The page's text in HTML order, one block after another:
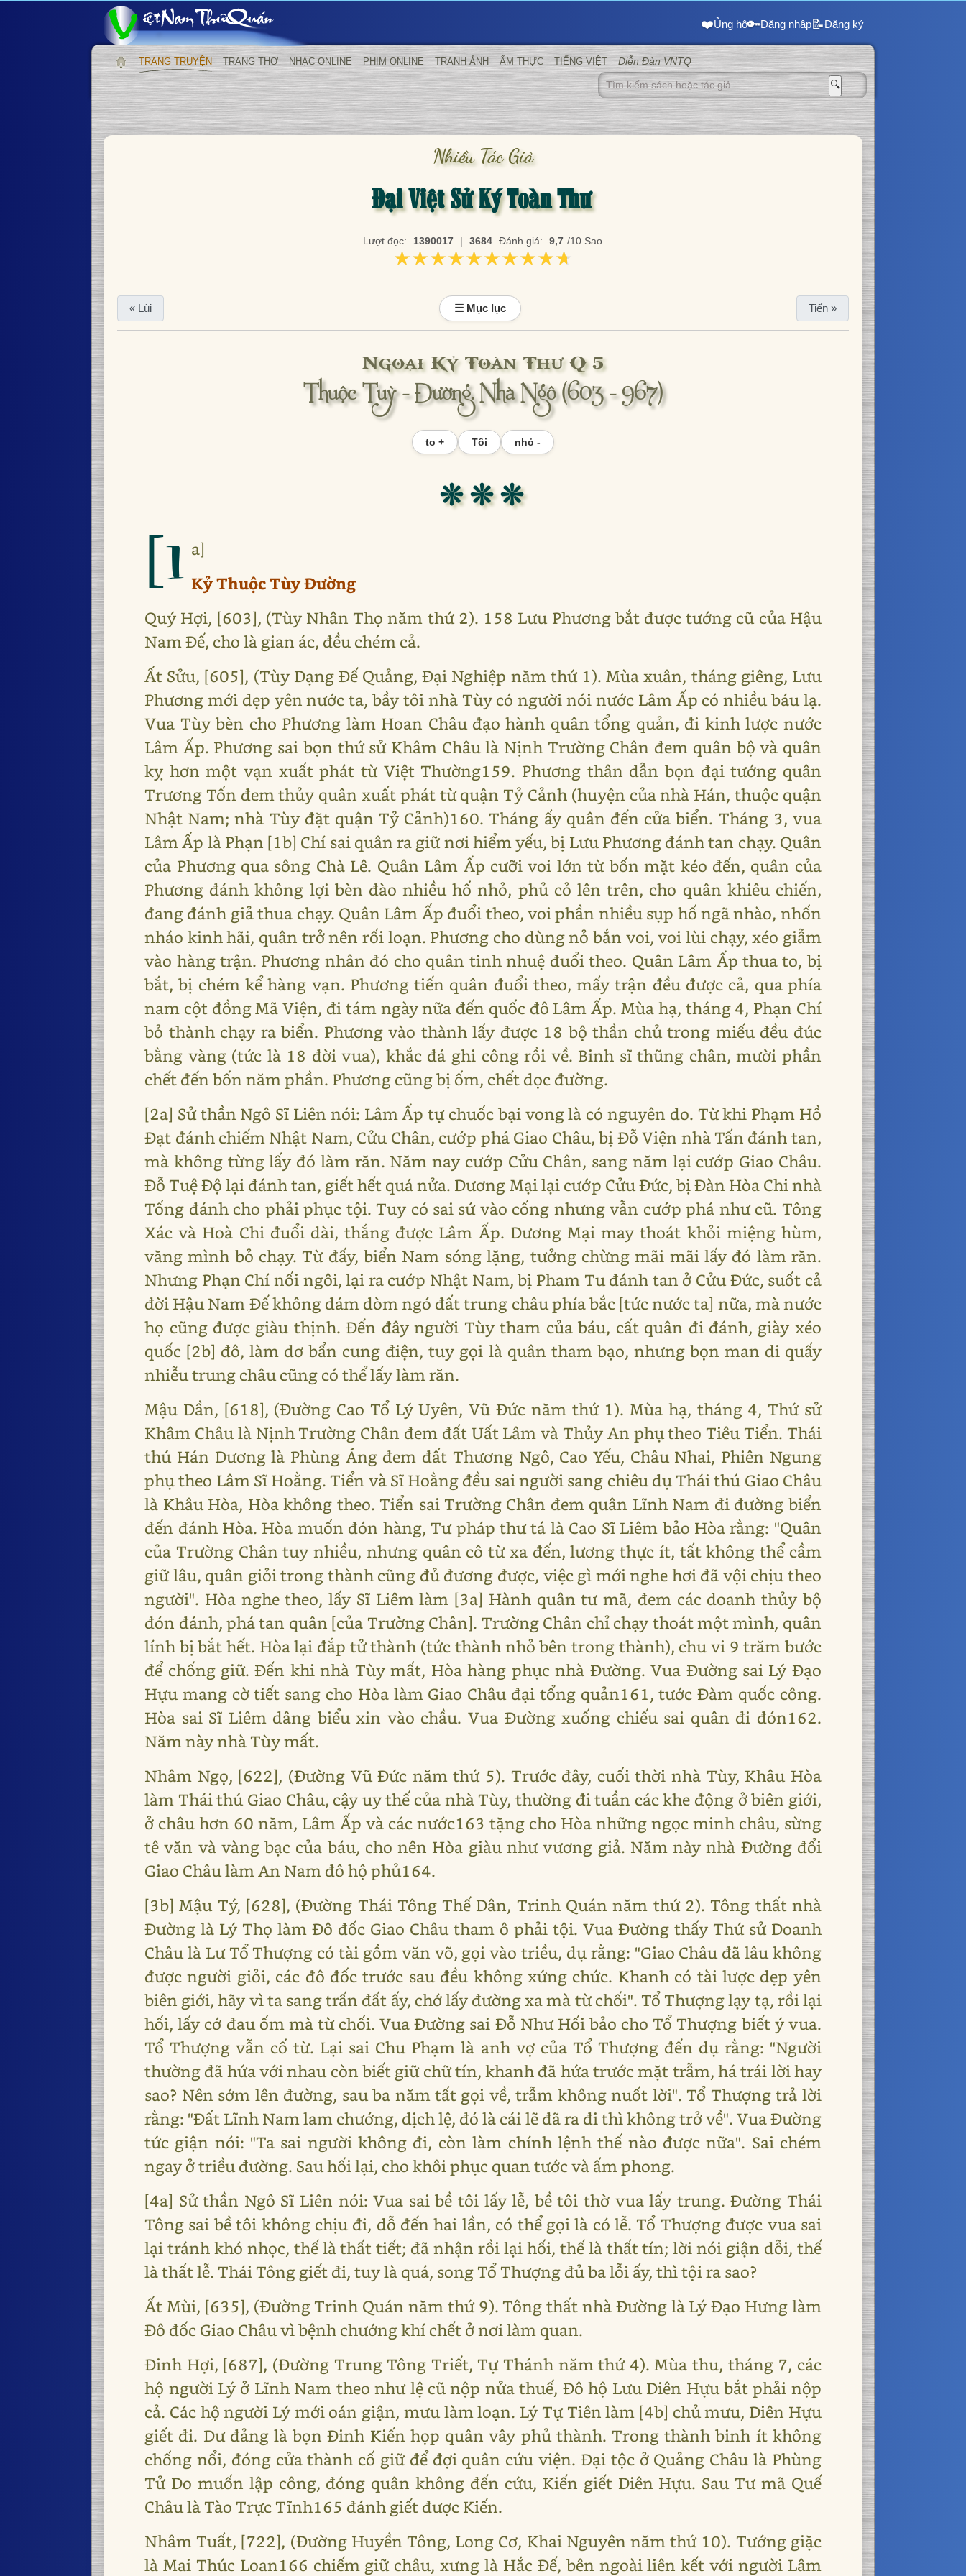
❤️Ủng hộ🔑Đăng nhập📝Đăng ký
TRANG TRUYỆN TRANG THƠ NHẠC ONLINE PHIM ONLINE TRANH ẢNH ẨM THỰC TIẾNG VIỆT Diễn Đàn VNTQ
🔍
Nhiều Tác Giả
Đại Việt Sử Ký Toàn Thư
Lượt đọc: 1390017 | 3684 Đánh giá: 9,7 /10 Sao
★★★★★★★★★★
★★★★★★★★★★
« Lùi ☰ Mục lục Tiến »
Ngoại Kỷ Toàn Thư Q 5
Thuộc Tuỳ - Đường. Nhà Ngô (603 - 967)
to + Tối nhỏ -
❊ ❊ ❊
[1 a]
Kỷ Thuộc Tùy Đường
Quý Hợi, [603], (Tùy Nhân Thọ năm thứ 2). 158 Lưu Phương bắt được tướng cũ của Hậu
Nam Đế, cho là gian ác, đều chém cả.
Ất Sửu, [605], (Tùy Dạng Đế Quảng, Đại Nghiệp năm thứ 1). Mùa xuân, tháng giêng, Lưu
Phương mới dẹp yên nước ta, bầy tôi nhà Tùy có người nói nước Lâm Ấp có nhiều báu lạ.
Vua Tùy bèn cho Phương làm Hoan Châu đạo hành quân tổng quản, đi kinh lược nước
Lâm Ấp. Phương sai bọn thứ sử Khâm Châu là Nịnh Trường Chân đem quân bộ và quân
kỵ hơn một vạn xuất phát từ Việt Thường159. Phương thân dẫn bọn đại tướng quân
Trương Tốn đem thủy quân xuất phát từ quận Tỷ Cảnh (huyện của nhà Hán, thuộc quận
Nhật Nam; nhà Tùy đặt quận Tỷ Cảnh)160. Tháng ấy quân đến cửa biển. Tháng 3, vua
Lâm Ấp là Phạn [1b] Chí sai quân ra giữ nơi hiểm yếu, bị Lưu Phương đánh tan chạy. Quân
của Phương qua sông Chà Lê. Quân Lâm Ấp cưỡi voi lớn từ bốn mặt kéo đến, quân của
Phương đánh không lợi bèn đào nhiều hố nhỏ, phủ cỏ lên trên, cho quân khiêu chiến,
đang đánh giả thua chạy. Quân Lâm Ấp đuổi theo, voi phần nhiều sụp hố ngã nhào, nhốn
nháo kinh hãi, quân trở nên rối loạn. Phương cho dùng nỏ bắn voi, voi lùi chạy, xéo giẫm
vào hàng trận. Phương nhân đó cho quân tinh nhuệ đuổi theo. Quân Lâm Ấp thua to, bị
bắt, bị chém kể hàng vạn. Phương tiến quân đuổi theo, mấy trận đều được cả, qua phía
nam cột đồng Mã Viện, đi tám ngày nữa đến quốc đô Lâm Ấp. Mùa hạ, tháng 4, Phạn Chí
bỏ thành chạy ra biển. Phương vào thành lấy được 18 bộ thần chủ trong miếu đều đúc
bằng vàng (tức là 18 đời vua), khắc đá ghi công rồi về. Binh sĩ thũng chân, mười phần
chết đến bốn năm phần. Phương cũng bị ốm, chết dọc đường.
[2a] Sử thần Ngô Sĩ Liên nói: Lâm Ấp tự chuốc bại vong là có nguyên do. Từ khi Phạm Hồ
Đạt đánh chiếm Nhật Nam, Cửu Chân, cướp phá Giao Châu, bị Đỗ Viện nhà Tấn đánh tan,
mà không từng lấy đó làm răn. Năm nay cướp Cửu Chân, sang năm lại cướp Giao Châu.
Đỗ Tuệ Độ lại đánh tan, giết hết quá nửa. Dương Mại lại cướp Cửu Đức, bị Đàn Hòa Chi nhà
Tống đánh cho phải phục tội. Tuy có sai sứ vào cống nhưng vẫn cướp phá như cũ. Tông
Xác và Hoà Chi đuổi dài, thắng được Lâm Ấp. Dương Mại may thoát khỏi miệng hùm,
văng mình bỏ chạy. Từ đấy, biển Nam sóng lặng, tưởng chừng mãi mãi lấy đó làm răn.
Nhưng Phạn Chí nối ngôi, lại ra cướp Nhật Nam, bị Pham Tu đánh tan ở Cửu Đức, suốt cả
đời Hậu Nam Đế không dám dòm ngó đất trung châu phía bắc [tức nước ta] nữa, mà nước
họ cũng được giàu thịnh. Đến đây người Tùy tham của báu, cất quân đi đánh, giày xéo
quốc [2b] đô, làm dơ bẩn cung điện, tuy gọi là quân tham bạo, nhưng bọn man di quấy
nhiễu trung châu cũng có thể lấy làm răn.
Mậu Dần, [618], (Đường Cao Tổ Lý Uyên, Vũ Đức năm thứ 1). Mùa hạ, tháng 4, Thứ sử
Khâm Châu là Nịnh Trường Chân đem đất Uất Lâm và Thủy An phụ theo Tiêu Tiển. Thái
thú Hán Dương là Phùng Áng đem đất Thương Ngô, Cao Yếu, Châu Nhai, Phiên Ngung
phụ theo Lâm Sĩ Hoằng. Tiển và Sĩ Hoằng đều sai người sang chiêu dụ Thái thú Giao Châu
là Khâu Hòa, Hòa không theo. Tiển sai Trường Chân đem quân Lĩnh Nam đi đường biển
đến đánh Hòa. Hòa muốn đón hàng, Tư pháp thư tá là Cao Sĩ Liêm bảo Hòa rằng: "Quân
của Trường Chân tuy nhiều, nhưng quân cô từ xa đến, lương thực ít, tất không thể cầm
giữ lâu, quân giỏi trong thành cũng đủ đương được, việc gì mới nghe hơi đã vội chịu theo
người". Hòa nghe theo, lấy Sĩ Liêm làm [3a] Hành quân tư mã, đem các doanh thủy bộ
đón đánh, phá tan quân [của Trường Chân]. Trường Chân chỉ chạy thoát một mình, quân
lính bị bắt hết. Hòa lại đắp tử thành (tức thành nhỏ bên trong thành), chu vi 9 trăm bước
để chống giữ. Đến khi nhà Tùy mất, Hòa hàng phục nhà Đường. Vua Đường sai Lý Đạo
Hựu mang cờ tiết sang cho Hòa làm Giao Châu đại tổng quản161, tước Đàm quốc công.
Hòa sai Sĩ Liêm dâng biểu xin vào chầu. Vua Đường xuống chiếu sai quân đi đón162.
Năm này nhà Tùy mất.
Nhâm Ngọ, [622], (Đường Vũ Đức năm thứ 5). Trước đây, cuối thời nhà Tùy, Khâu Hòa
làm Thái thú Giao Châu, cậy uy thế của nhà Tùy, thường đi tuần các khe động ở biên giới,
ở châu hơn 60 năm, Lâm Ấp và các nước163 tặng cho Hòa những ngọc minh châu, sừng
tê văn và vàng bạc của báu, cho nên Hòa giàu như vương giả. Năm này nhà Đường đổi
Giao Châu làm An Nam đô hộ phủ164.
[3b] Mậu Tý, [628], (Đường Thái Tông Thế Dân, Trinh Quán năm thứ 2). Tông thất nhà
Đường là Lý Thọ làm Đô đốc Giao Châu tham ô phải tội. Vua Đường thấy Thứ sử Doanh
Châu là Lư Tổ Thượng có tài gồm văn võ, gọi vào triều, dụ rằng: "Giao Châu đã lâu không
được người giỏi, các đô đốc trước sau đều không xứng chức. Khanh có tài lược dẹp yên
biên giới, hãy vì ta sang trấn đất ấy, chớ lấy đường xa mà từ chối". Tổ Thượng lạy tạ, rồi lại
hối, lấy cớ đau ốm mà từ chối. Vua Đường sai Đỗ Như Hối bảo cho Tổ Thượng biết ý vua.
Tổ Thượng vẫn cố từ. Lại sai Chu Phạm là anh vợ của Tổ Thượng đến dụ rằng: "Người
thường đã hứa với nhau còn biết giữ chữ tín, khanh đã hứa trước mặt trẫm, há trái lời hay
sao? Nên sớm lên đường, sau ba năm tất gọi về, trẫm không nuốt lời". Tổ Thượng trả lời
rằng: "Đất Lĩnh Nam lam chướng, dịch lệ, đó là cái lẽ đã ra đi thì không trở về". Vua Đường
tức giận nói: "Ta sai người không đi, còn làm chính lệnh thế nào được nữa". Sai chém
ngay ở triều đường. Sau hối lại, cho khôi phục quan tước và ấm phong.
[4a] Sử thần Ngô Sĩ Liên nói: Vua sai bề tôi lấy lễ, bề tôi thờ vua lấy trung. Đường Thái
Tông sai bề tôi không chịu đi, dỗ đến hai lần, có thể gọi là có lễ. Tổ Thượng được vua sai
lại tránh khó nhọc, thế là thất tiết; đã nhận rồi lại hối, thế là thất tín; lời nói giận dỗi, thế
là thất lễ. Thái Tông giết đi, tuy là quá, song Tổ Thượng đủ ba lỗi ấy, thì tội ra sao?
Ất Mùi, [635], (Đường Trinh Quán năm thứ 9). Tông thất nhà Đường là Lý Đạo Hưng làm
Đô đốc Giao Châu vì bệnh chướng khí chết ở nơi làm quan.
Đinh Hợi, [687], (Đường Trung Tông Triết, Tự Thánh năm thứ 4). Mùa thu, tháng 7, các
hộ người Lý ở Lĩnh Nam theo như lệ cũ nộp nửa thuế, Đô hộ Lưu Diên Hựu bắt phải nộp
cả. Các hộ người Lý mới oán giận, mưu làm loạn. Lý Tự Tiên làm [4b] chủ mưu, Diên Hựu
giết đi. Dư đảng là bọn Đinh Kiến họp quân vây phủ thành. Trong thành binh ít không
chống nổi, đóng cửa thành cố giữ để đợi quân cứu viện. Đại tộc ở Quảng Châu là Phùng
Tử Do muốn lập công, đóng quân không đến cứu, Kiến giết Diên Hựu. Sau Tư mã Quế
Châu là Tào Trực Tĩnh165 đánh giết được Kiến.
Nhâm Tuất, [722], (Đường Huyền Tông, Long Cơ, Khai Nguyên năm thứ 10). Tướng giặc
là Mai Thúc Loan166 chiếm giữ châu, xưng là Hắc Đế, bên ngoài liên kết với người Lâm